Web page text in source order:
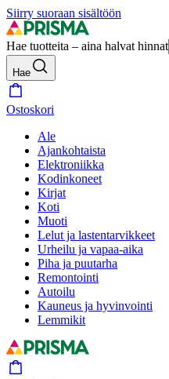
Siirry suoraan sisältöön
Hae tuotteita – aina halvat hinnat
Hae
Ostoskori
Ale
Ajankohtaista
Elektroniikka
Kodinkoneet
Kirjat
Koti
Muoti
Lelut ja lastentarvikkeet
Urheilu ja vapaa-aika
Piha ja puutarha
Remontointi
Autoilu
Kauneus ja hyvinvointi
Lemmikit